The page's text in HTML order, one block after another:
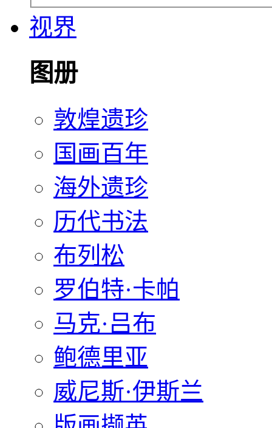
视界
图册
敦煌遗珍
国画百年
海外遗珍
历代书法
布列松
罗伯特·卡帕
马克·吕布
鲍德里亚
威尼斯·伊斯兰